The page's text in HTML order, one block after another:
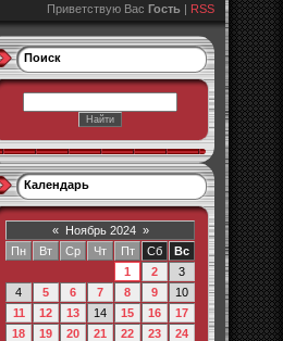
Приветствую Вас Гость | RSS
Поиск
Календарь
« Ноябрь 2024 »
Пн
Вт Ср Чт Пт Сб
Вс
1
2
3
4
5 6 7 8 9
10
11
12 13 14 15 16
17
18
19 20 21 22 23
24